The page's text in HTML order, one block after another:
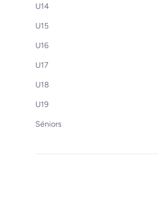
U14
U15
U16
U17
U18
U19
Séniors